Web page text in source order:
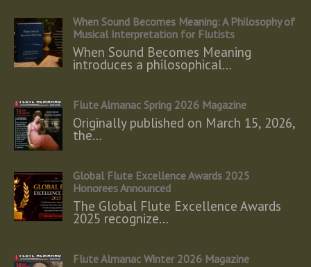
When Sound Becomes Meaning: A Philosophy of
Musical Interpretation for Flutists
When Sound Becomes Meaning
introduces a philosophical…
Flute Almanac Spring 2026 Magazine
Originally published on March 15, 2026,
the…
Global Flute Excellence Awards 2025
Honorees Announced
The Global Flute Excellence Awards
2025 recognize…
Flute Almanac Winter 2026 Magazine